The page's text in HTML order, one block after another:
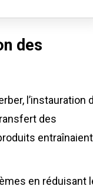
des
l’instauration
des
entraînaient
en réduisant